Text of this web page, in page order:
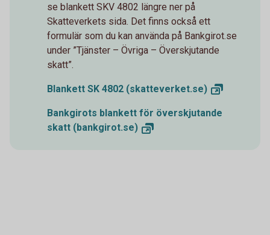
se blankett SKV 4802 längre ner på
Skatteverkets sida. Det finns också ett
formulär som du kan använda på Bankgirot.se
under ”Tjänster – Övriga – Överskjutande
skatt”.
Blankett SK 4802 (skatteverket.se)
Bankgirots blankett för överskjutande
skatt (bankgirot.se)